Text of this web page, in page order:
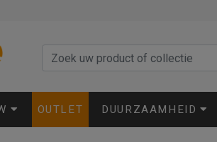
OUTLET DUURZAAMHEID